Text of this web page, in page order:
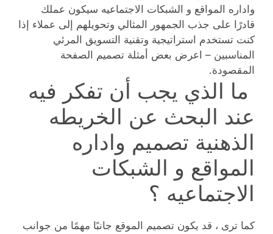
واداره المواقع و الشبكات الاجتماعيه سيكون عملك
قادرًا على جذب الجمهور المثالي وتحويلهم إلى عملاء إذا
كنت تستخدم استراتيجية وتقنية التسويق المرئي
المناسبين – اعرض بعض أمثلة تصميم الصفحة
المقصودة.
ما الذي يجب أن تفكر فيه
عند البحث عن الخريطه
الذهنية تصميم واداره
المواقع و الشبكات
الاجتماعيه ؟
كما ترى ، قد يكون تصميم الموقع جانبًا مهمًا من جوانب